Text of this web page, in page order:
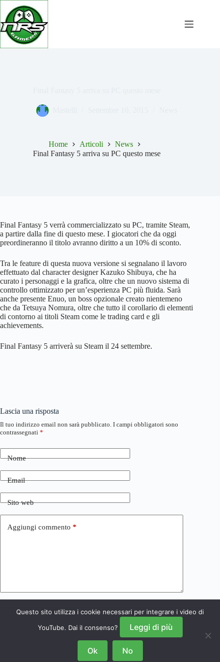
Salta
contenuto
Home Articoli
News
Final Fantasy 5 arriva su PC questo mese
Final Fantasy 5 verrà commercializzato su PC, tramite Steam,
a partire dalla fine di questo mese. I giocatori che da oggi
preordineranno il titolo avranno diritto a un 10% di sconto.
Tra le feature di questa nuova versione si segnalano il lavoro
effettuato dal character designer Kazuko Shibuya, che ha
curato i personaggi e la grafica, oltre che un nuovo sistema di
controllo ottimizzato per un’esperienza PC più fluida. Sarà
anche presente Enuo, un boss opzionale creato nientemeno
che da Tetsuya Nomura, oltre che tutto il corollario di elementi
di contorno ai titoli Steam come le trading card e gli
achievements.
Final Fantasy 5 arriverà su Steam il 24 settembre.
Lascia una risposta
Il tuo indirizzo email non sarà pubblicato. I campi obbligatori sono
contrassegnati *
Nome
Email
Sito web
Aggiungi commento *
Invia commento
Questo sito utilizza i cookie necessari per integrare i video di
YouTube. Dai il consenso?
Leggi di più
Ok No